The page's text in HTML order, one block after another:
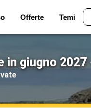
Offerte Temi
in giugno 2027